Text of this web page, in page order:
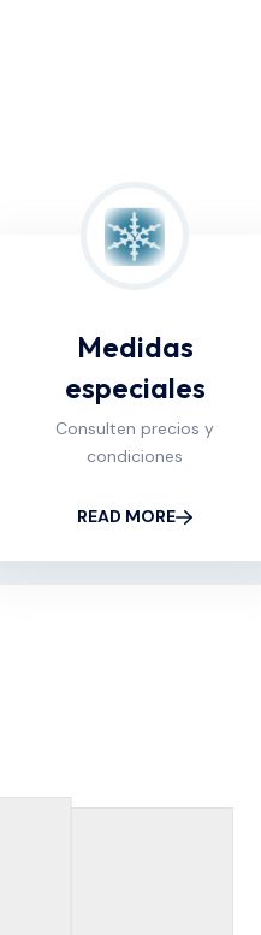
Medidas
especiales
Consulten precios y
condiciones
READ MORE